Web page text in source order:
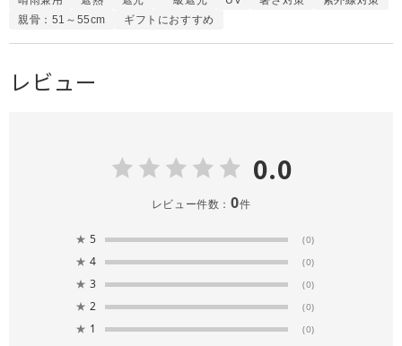
親骨：51～55cm
ギフトにおすすめ
レビュー
0.0
レビュー件数： 0件
★ 5 (0)
★ 4 (0)
★ 3 (0)
★ 2 (0)
★ 1 (0)